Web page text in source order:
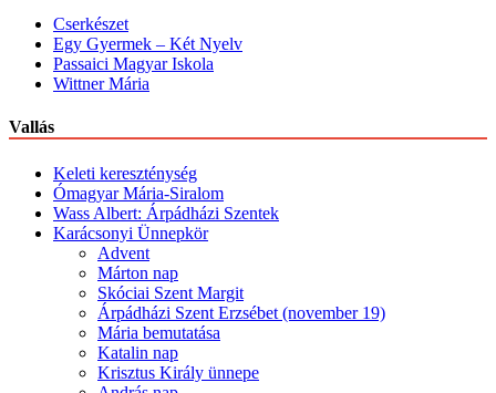
Cserkészet
Egy Gyermek – Két Nyelv
Passaici Magyar Iskola
Wittner Mária
Vallás
Keleti kereszténység
Ómagyar Mária-Siralom
Wass Albert: Árpádházi Szentek
Karácsonyi Ünnepkör
Advent
Márton nap
Skóciai Szent Margit
Árpádházi Szent Erzsébet (november 19)
Mária bemutatása
Katalin nap
Krisztus Király ünnepe